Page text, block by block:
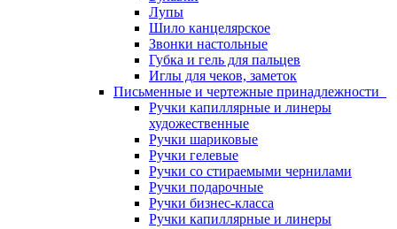
Лупы
Шило канцелярское
Звонки настольные
Губка и гель для пальцев
Иглы для чеков, заметок
Письменные и чертежные принадлежности
Ручки капиллярные и линеры
художественные
Ручки шариковые
Ручки гелевые
Ручки со стираемыми чернилами
Ручки подарочные
Ручки бизнес-класса
Ручки капиллярные и линеры